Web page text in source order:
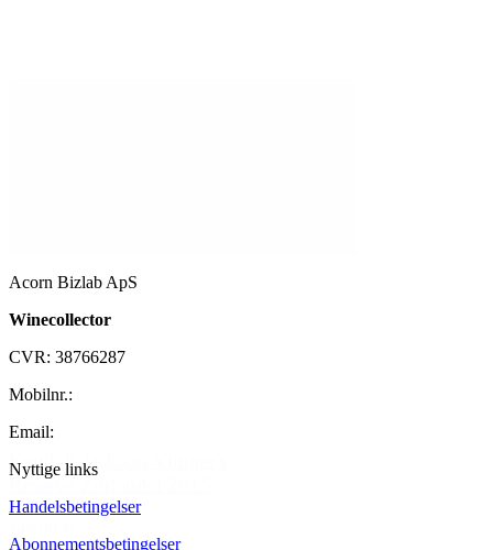
Kendall-Jackson Vintner's
Reserve Zinfandel 2015
Acorn Bizlab ApS
Winecollector
CVR: 38766287
Mobilnr.:
Email:
Nyttige links
Handelsbetingelser
Abonnementsbetingelser